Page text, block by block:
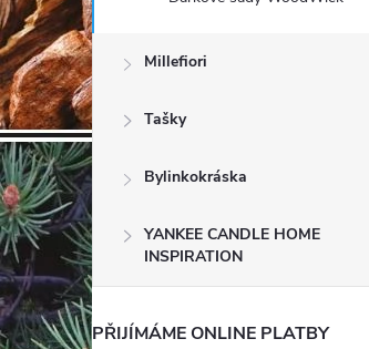
í
p
a
n
e
l
Millefiori
Tašky
Bylinkokráska
YANKEE CANDLE HOME
INSPIRATION
PŘIJÍMÁME ONLINE PLATBY